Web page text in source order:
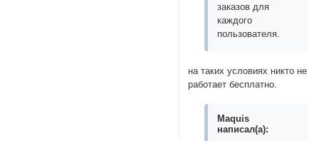
заказов для
каждого
пользователя.
на таких условиях никто не
работает бесплатно.
Maquis
написал(а):